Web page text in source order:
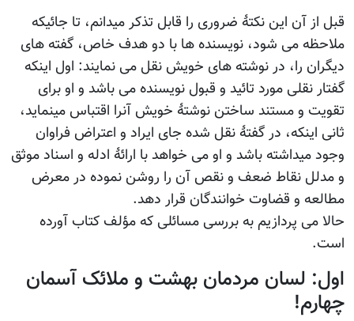
قبل از آن این نکتۀ ضروری را قابل تذکر میدانم، تا جائیکه
ملاحظه می شود، نویسنده ها با دو هدف خاص، گفته های
دیگران را، در نوشته های خویش نقل می نمایند: اول اینکه
گفتار نقلی مورد تائید و قبول نویسنده می باشد و او برای
تقویت و مستند ساختن نوشتۀ خویش آنرا اقتباس مینماید،
ثانی اینکه، در گفتۀ نقل شده جای ایراد و اعتراض فراوان
وجود میداشته باشد و او می خواهد با ارائۀ ادله و اسناد موثق
و مدلل نقاط ضعف و نقص آن را روشن نموده در معرض
مطالعه و قضاوت خوانندگان قرار دهد.
حالا می پردازیم به بررسی مسائلی که مؤلف کتاب آورده
است.
اول: لسان مردمان بهشت و ملائک آسمان
چهارم!